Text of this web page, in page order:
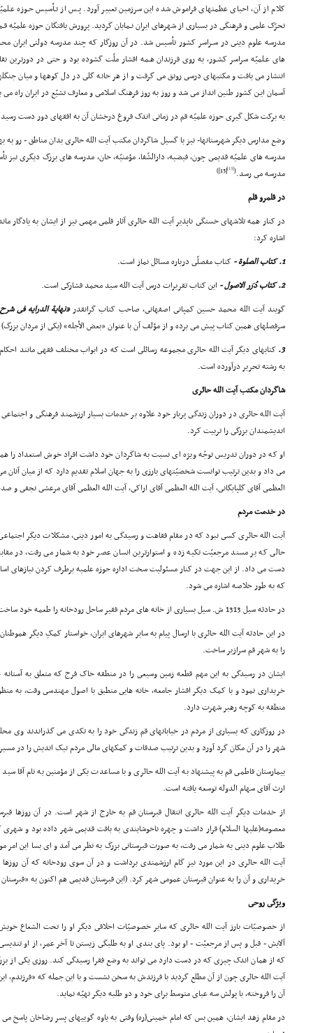
کلام از آن، احیاى عظمتهاى فراموش شده این سرزمین تعبیر آورد. پـس از تـأسیس حـوزه
تحرّک علمى و فرهنگى در بسیارى از شهرهاى ایران نـمایان گردید. پرورش یافتگان حوزه علمیّه
مدرسه علوم دینى در سـراسر کشور تأسیس شد. در آن روزگار که چند مدرسه دولتى ایران
هاى عـلمیّه سراسر کشـور، به روى فرزندان هـمه اقشار ملّت گشوده بود و حتى در دورترین
انتشار مى یافت و مکتبهاى درسى رونق مى گرفت و از هر خانه گلى در دل کوهها و میان
آسمان ایـن کشور طنین انداز مى شد و روز به روز فرهنگ اسلامى و معارف تشیّع در ایران راه
به برکت شکل گیرى حوزه علمیّه قم در زمانى اندک فروغ درخشان آن به افقهاى دور دست
وضع مدارس دیگر شهرستانها- نیز با گسیل شاگردان مکتب آیت الله حائرى بدان مناطق - رو
مدرسه مى رسد.(
[13]
[13])
در قلمرو قلم
در کنار همه تلاشهاى خستگى ناپذیر آیت الله حائرى آثار قلمى مهمى نیز از ایشان به یادگار
اشاره کرد:
1. کتاب الصلوة -
کتاب مفصلّى درباره مسائل نماز است.
2. کتاب دُرَر الاصول -
این کتاب تقریرات درس آیت الله سید محمد فشارکى است.
گویند آیت الله محمد حسین کمپانى اصفهانى، صاحب کتاب گرانقدر«نهایة الدرایه فى
سرفصلهاى همین کتاب پیش مى برده و از مؤلف آن با عنوان «بعض الأجله» (یکى از مردان
3. کتابهاى دیگر آیت الله حائرى مجموعه رسائلى است که در ابواب مختلف فقهى مانند
به رشته تحریر درآورده است.
شاگردان مکتب آیت الله حائرى
آیت الله حائرى در دوران زندگى پربار خود علاوه بر خدمات بسیار ارزشمند فرهنگى و
اندیشمندان بزرگى را تربیت کرد.
او که در دوران تدریس توجّه ویژه اى نسبت به شاگردان خود داشت افراد خوش استعداد را
مى داد و بدین ترتیب توانست شخصیّتهاى بارزى را به جهان اسلام تقدیم دارد که از میان آنان
العظمى آقاى گلپایگانى، آیت الله العظمى آقاى اراکى، آیت الله العظمى آقاى مرعشى نجفى و
در خدمت مردم
آیت الله حائرى کسى نبود که در مقام فقاهت و رسیدگى به امور دینى، مشکلات دیگر
حالى که بر مسند مرجعیّت تکیه زده و استوارترین انسان عصر خود به شمار مى رفت، در
دست مى داد. از این جهت در کنار مسئولیت سخت اداره حوزه علمیه برطرف کردن نیازهاى
که به طور خلاصه اشاره مى شود.
در حادثه سیل 1313 ش. سیل بسیارى از خانه هاى مردم فقیر ساحل رودخانه را طعمه خود ساخت و انبوهى از آنان را آواره و بى خانمان کرد.
در این حادثه آیت الله حائرى با ارسال پیام به سایر شهرهاى ایران، خواستار کمکِ دیگر
را به شهر قم سرازیر ساخت.
ایشان در رسیدگى به این مهم قطعه زمین وسیعى را در منطقه خاک فرج که متعلق به
خریدارى نمود و با کمک دیگر اقشار جامعه، خانه هایى منطبق با اصول مهندسى وقت، به
منطقه به کوچه رهبر شهرت دارد.
در روزگارى که بسیارى از مردم در خیابانهاى قم زندگى خود را به تکدى مى گذراندند وى
شهر را در آن مکان گرد آورد و بدین ترتیب صدقات و کمکهاى مالى مردم نیک اندیش را در
بیمارستان فاطمى قم به پیشنهاد به آیت الله حائرى و با مساعدت یکى از مؤمنین به نام آقا
ارث آقاى سهام الدوله توسعه یافته است.
از خدمات دیگر آیت الله حائرى انتقال قبرستان قم به خارج از شهر است. در آن روزها
معصومه(علیها السلام) قرار داشت و چهره ناخوشایندى به بافت قدیمى شهر داده بود و
طلاب علوم دینى به شمار مى رفت، به صورت قبرستانى بزرگ به نظر مى آمد و اى بسا این
آیت الله حائرى در این مورد نیز گام ارزشمندى برداشت و در آن سوى رودخانه که آن
خریدارى و آن را به عنوان قبرستان عمومى شهر کرد. (این قبرستان قدیمى هم اکنون به
ویژگى روحى
از خصوصیّات بارز آیت الله حائرى که سایر خصوصیّات اخلاقى دیگر او را تحت الشعاع
آلایش - قبل و پس از مرجعیّت - او بود. پاى بندى او به طلبگى زیستن تا آخر عمر، از او
که از همان اندک چیزى که در دست دارد مى تواند به وضع فقرا رسیدگى کند. روزى یکى از
آیت الله حائرى چون از آن مطلع گردید با فرزندش به سخن نشست و با این جمله که «فرزندم،
آن را فروخته، با پولش سه عباى متوسط براى خود و دو طلبه دیگر تهیّه نماید.
در مقام زهد ایشان، همین بس که امام خمینى(ره) وقتى به یاوه گوییهاى پسر رضاخان پاسخ